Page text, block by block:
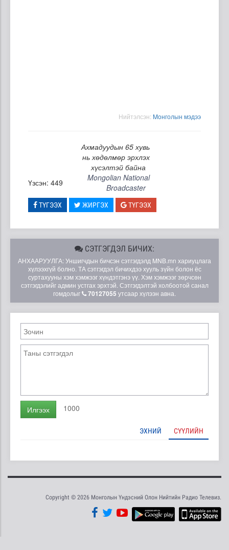
Нийтэлсэн: Moнголын мэдээ
Ахмадуудын 65 хувь
нь хөдөлмөр эрхлэх
хүсэлтэй байна
Үзсэн: 449
Mongolian National
Broadcaster
ТҮГЭЭХ ЖИРГЭХ ТҮГЭЭХ
СЭТГЭГДЭЛ БИЧИХ:
АНХААРУУЛГА: Уншигчдын бичсэн сэтгэгдэлд MNB.mn хариуцлага
хүлээхгүй болно. ТА сэтгэгдэл бичихдээ хууль зүйн болон ёс
суртахууны хэм хэмжээг хүндэтгэнэ үү. Хэм хэмжээг зөрчсөн
сэтгэгдэлийг админ устгах эрхтэй. Сэтгэгдэлтэй холбоотой санал
гомдолыг
70127055 утсаар хүлээн авна.
Илгээх 1000
ЭХНИЙ СҮҮЛИЙН
Copyright © 2026 Монголын Үндэсний Олон Нийтийн Радио Телевиз.